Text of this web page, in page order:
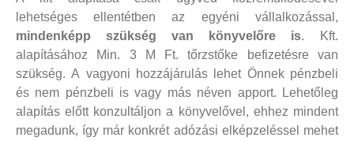
lehetséges ellentétben az egyéni vállalkozással,
mindenképp szükség van könyvelőre is. Kft.
alapításához Min. 3 M Ft. tőrzstőke befizetésre van
szükség. A vagyoni hozzájárulás lehet Önnek pénzbeli
és nem pénzbeli is vagy más néven apport. Lehetőleg
alapítás előtt konzultáljon a könyvelővel, ehhez mindent
megadunk, így már konkrét adózási elképzeléssel mehet